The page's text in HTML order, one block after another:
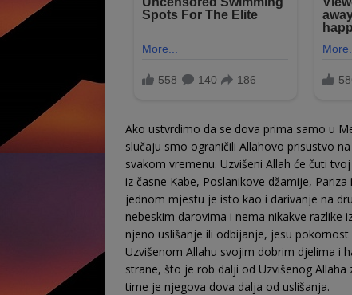
Ako ustvrdimo da se dova prima samo u
slučaju smo ograničili Allahovo prisustvo
svakom vremenu. Uzvišeni Allah će čuti
iz časne Kabe, Poslanikove džamije,
jednom mjestu je isto kao i darivanje na
nebeskim darovima i nema nikakve
njeno uslišanje ili odbijanje, jesu
Uzvišenom Allahu svojim dobrim djelima i
strane, što je rob dalji od Uzvišenog
time je njegova dova dalja od uslišanja.